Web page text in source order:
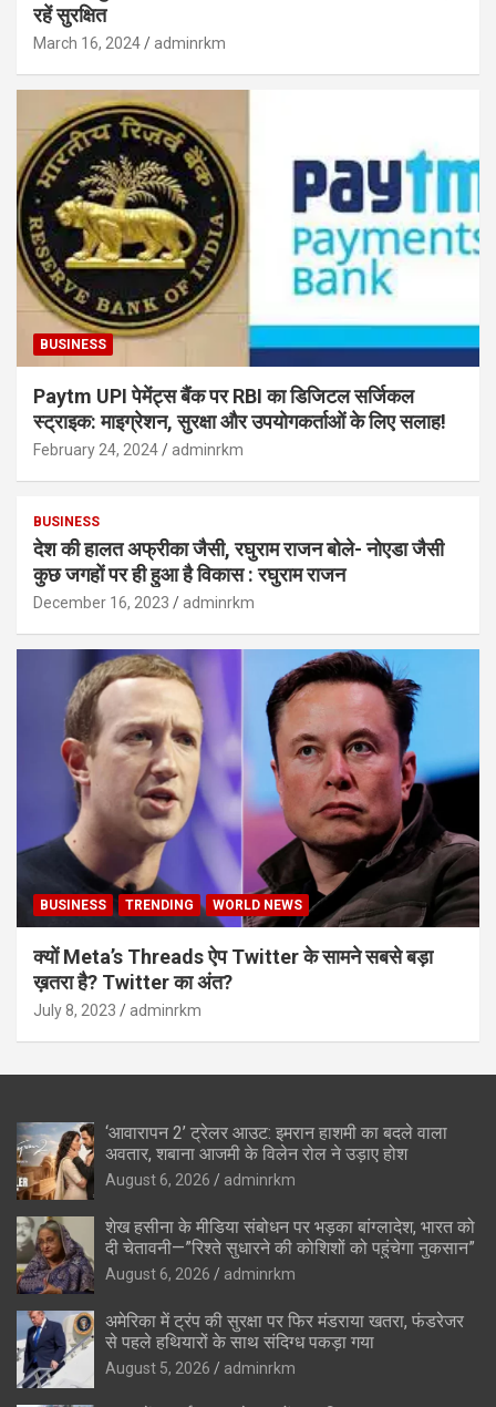
रहें सुरक्षित
March 16, 2024 adminrkm
BUSINESS
Paytm UPI पेमेंट्स बैंक पर RBI का डिजिटल सर्जिकल
स्ट्राइक: माइग्रेशन, सुरक्षा और उपयोगकर्ताओं के लिए सलाह!
February 24, 2024 adminrkm
BUSINESS
देश की हालत अफ्रीका जैसी, रघुराम राजन बोले- नोएडा जैसी
कुछ जगहों पर ही हुआ है विकास : रघुराम राजन
December 16, 2023 adminrkm
BUSINESS TRENDING WORLD NEWS
क्यों Meta’s Threads ऐप Twitter के सामने सबसे बड़ा
ख़तरा है? Twitter का अंत?
July 8, 2023 adminrkm
‘आवारापन 2’ ट्रेलर आउट: इमरान हाशमी का बदले वाला
अवतार, शबाना आजमी के विलेन रोल ने उड़ाए होश
August 6, 2026 adminrkm
शेख हसीना के मीडिया संबोधन पर भड़का बांग्लादेश, भारत को
दी चेतावनी—”रिश्ते सुधारने की कोशिशों को पहुंचेगा नुकसान”
August 6, 2026 adminrkm
अमेरिका में ट्रंप की सुरक्षा पर फिर मंडराया खतरा, फंडरेजर
से पहले हथियारों के साथ संदिग्ध पकड़ा गया
August 5, 2026 adminrkm